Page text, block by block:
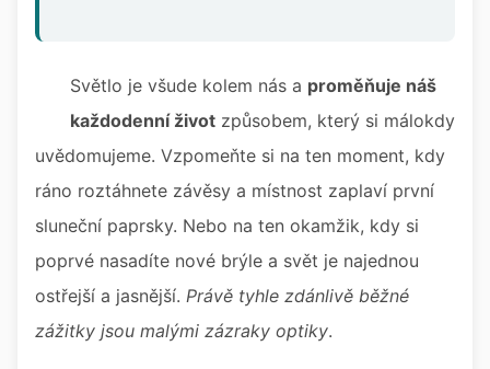
Světlo je všude kolem nás a proměňuje náš
každodenní život způsobem, který si málokdy
uvědomujeme. Vzpomeňte si na ten moment, kdy
ráno roztáhnete závěsy a místnost zaplaví první
sluneční paprsky. Nebo na ten okamžik, kdy si
poprvé nasadíte nové brýle a svět je najednou
ostřejší a jasnější. Právě tyhle zdánlivě běžné
zážitky jsou malými zázraky optiky.